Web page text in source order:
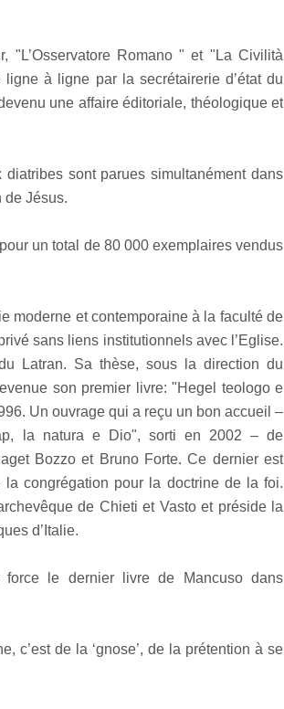
Romano " et "La Civilità
à ligne par la secrétairerie d’état du
une affaire éditoriale, théologique et
sont parues simultanément dans
de Jésus.
un total de 80 000 exemplaires vendus
moderne et contemporaine à la faculté de
sans liens institutionnels avec l’Eglise.
Latran. Sa thèse, sous la direction du
son premier livre: "Hegel teologo e
Un ouvrage qui a reçu un bon accueil –
la natura e Dio", sorti en 2002 – de
Bozzo et Bruno Forte. Ce dernier est
congrégation pour la doctrine de la foi.
de Chieti et Vasto et préside la
d’Italie.
force le dernier livre de Mancuso dans
c’est de la ‘gnose’, de la prétention à se